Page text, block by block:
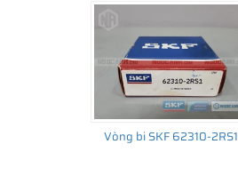
Vòng bi SKF 62310-2RS1